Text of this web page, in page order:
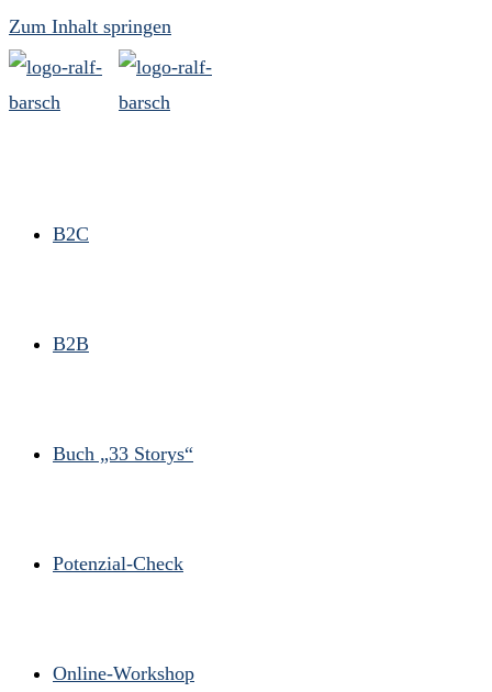
Zum Inhalt springen
B2C
B2B
Buch „33 Storys“
Potenzial-Check
Online-Workshop